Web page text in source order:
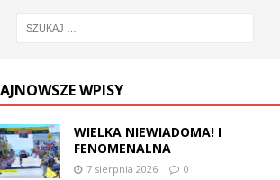
WPISY
WIELKA NIEWIADOMA! I
FENOMENALNA
7 sierpnia 2026 0